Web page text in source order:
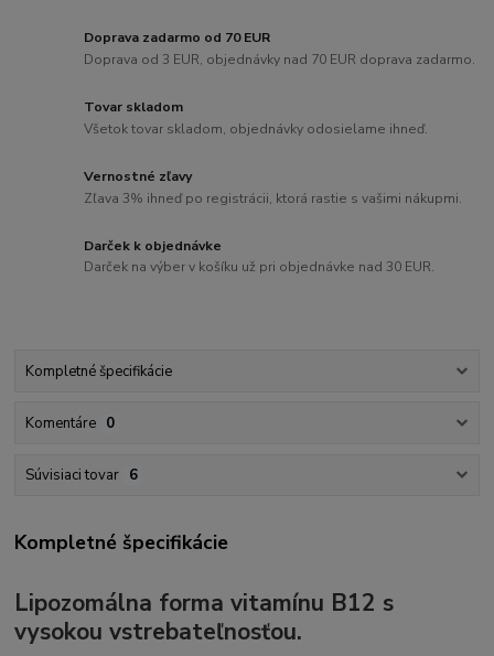
Doprava zadarmo od 70 EUR
Doprava od 3 EUR, objednávky nad 70 EUR doprava zadarmo.
Tovar skladom
Všetok tovar skladom, objednávky odosielame ihneď.
Vernostné zľavy
Zľava 3% ihneď po registrácii, ktorá rastie s vašimi nákupmi.
Darček k objednávke
Darček na výber v košíku už pri objednávke nad 30 EUR.
Kompletné špecifikácie
Komentáre 0
Súvisiaci tovar 6
Kompletné špecifikácie
Lipozomálna forma vitamínu B12 s
vysokou vstrebateľnosťou.